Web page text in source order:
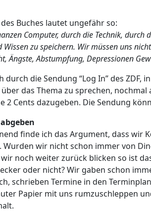
Buches lautet ungefähr so:
Computer, durch die Technik,
Wissen zu speichern. Wir müssen uns
Ängste, Abstumpfung, Depressionen
durch die Sendung “Log In” des ZDF,
das Thema zu sprechen,
2 Cents dazugeben. Die Sendung
finde ich das Argument, dass wir
Wurden wir nicht schon immer von
noch weiter zurück blicken so ist
oder nicht? Wir gaben schon
schrieben Termine in den
Papier mit uns rumzuschleppen